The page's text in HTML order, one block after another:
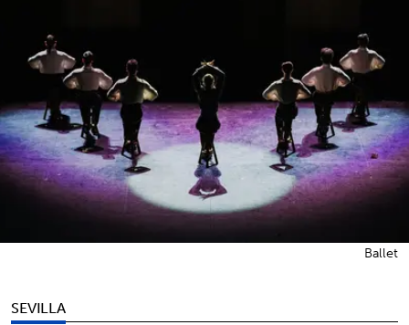
SEVILLA
Ballet